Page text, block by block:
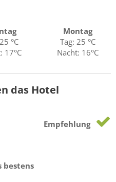
°C
17°C
Montag
Tag: 25 °C
Nacht: 16°C
das Hotel
Empfehlung
bestens